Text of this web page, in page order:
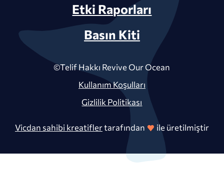
Etki Raporları
Basın Kiti
©Telif Hakkı Revive Our Ocean
Kullanım Koşulları
Gizlilik Politikası
Vicdan sahibi kreatiflertarafından ile üretilmiştir